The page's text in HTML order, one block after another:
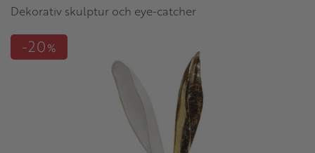
Dekorativ skulptur och eye-catcher
20%